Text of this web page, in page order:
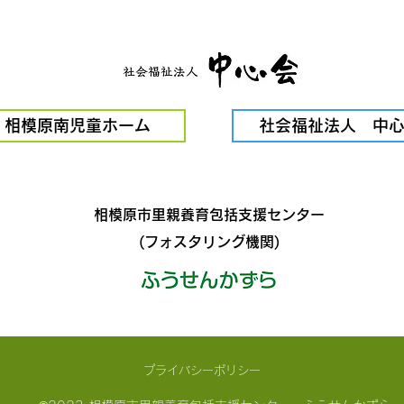
ドコ
相模原南児童ホーム 社会福祉法人 中
相模原市里親養育包括支援センター
(フォスタリング機関)
プライバシーポリシー